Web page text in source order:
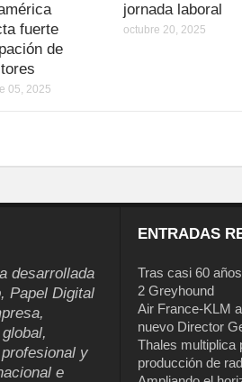
fuerte
de
05, 2025
jornada laboral
octubre 20, 2025
desarrollada
Papel Digital
y
e
ENTRADAS
Tras casi 60
2 Greyhound
Air France-KLM
nuevo Director
Thales multiplica
producción de